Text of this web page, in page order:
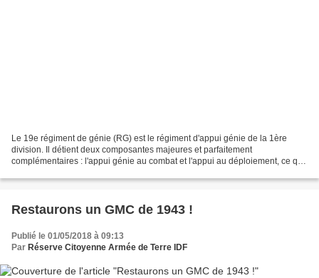
Le 19e régiment de génie (RG) est le régiment d'appui génie de la 1ère
division. Il détient deux composantes majeures et parfaitement
complémentaires : l'appui génie au combat et l'appui au déploiement, ce qui
Restaurons un GMC de 1943 !
Publié le 01/05/2018 à 09:13
Par Réserve Citoyenne Armée de Terre IDF